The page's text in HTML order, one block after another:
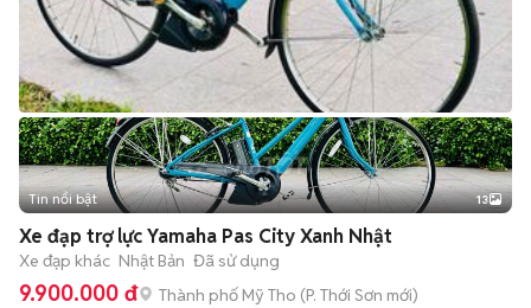
+2
Tin nổi bật 13
Xe đạp trợ lực Yamaha Pas City Xanh Nhật
Xe đạp khác Nhật Bản Đã sử dụng
9.900.000 đ Thành phố Mỹ Tho (P. Thới Sơn mới)